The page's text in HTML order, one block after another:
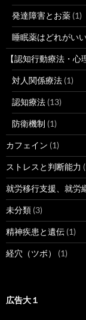
発達障害とお薬 (1)
睡眠薬はどれがい
【認知行動療法・心
対人関係療法 (1)
認知療法 (13)
防衛機制 (1)
カフェイン (1)
ストレスと判断能力
就労移行支援、就労
未分類 (3)
精神疾患と遺伝 (1)
経穴（ツボ） (1)
広告大１